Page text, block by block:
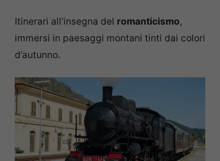
Itinerari all’insegna del romanticismo,
immersi in paesaggi montani tinti dai colori
d’autunno.